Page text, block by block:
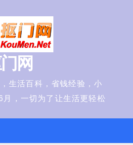
网
生活百科，省钱经验，小
，一切为了让生活更轻松